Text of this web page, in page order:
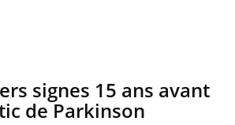
signes 15 ans avant
de Parkinson